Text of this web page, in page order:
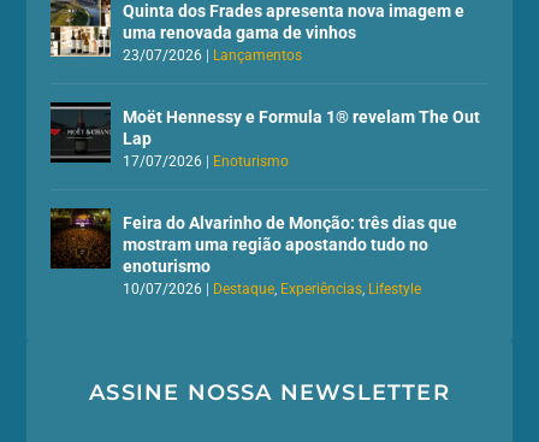
Quinta dos Frades apresenta nova imagem e
uma renovada gama de vinhos
23/07/2026 Lançamentos
Moët Hennessy e Formula 1® revelam The Out
Lap
17/07/2026 Enoturismo
Feira do Alvarinho de Monção: três dias que
mostram uma região apostando tudo no
enoturismo
10/07/2026 Destaque, Experiências, Lifestyle
ASSINE NOSSA NEWSLETTER